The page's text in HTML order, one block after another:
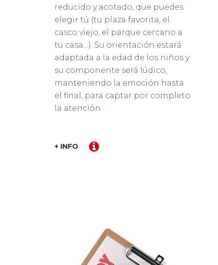
reducido y acotado, que puedes
elegir tú (tu plaza favorita, el
casco viejo, el parque cercano a
tu casa…). Su orientación estará
adaptada a la edad de los niños y
su componente será lúdico,
manteniendo la emoción hasta
el final, para captar por completo
la atención.
+ INFO